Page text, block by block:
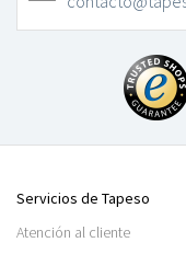
Servicios de Tapeso
Atención al cliente